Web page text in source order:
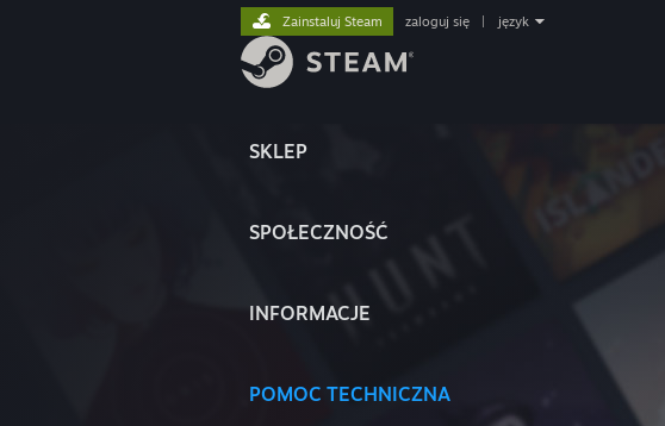
SKLEP
SPOŁECZNOŚĆ
INFORMACJE
POMOC TECHNICZNA
Zainstaluj Steam zaloguj się język